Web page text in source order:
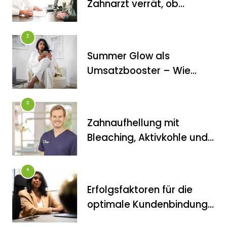
Zahnarzt verrät, ob
2
Summer Glow als
Umsatzbooster – Wie
3
Zahnaufhellung mit
Bleaching, Aktivkohle und
4
Erfolgsfaktoren für die
optimale Kundenbindung
FITNESS
Die perfekten Liegestütze
FITNESS
Inanna Medical Spa als einziges